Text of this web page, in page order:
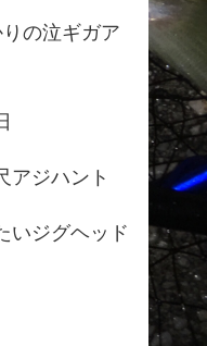
りの泣ギガア
アジハント
いジグヘッド